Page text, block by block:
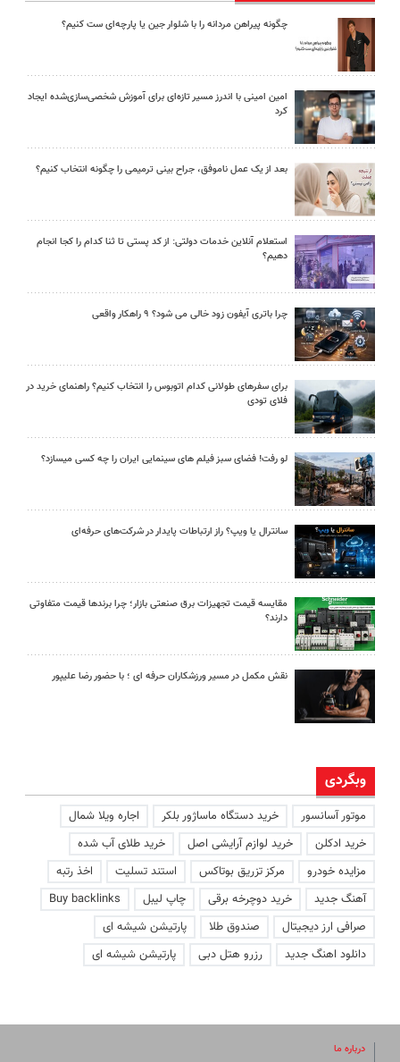
چگونه پیراهن مردانه را با شلوار جین یا پارچه‌ای ست کنیم؟
امین امینی با اندرز مسیر تازه‌ای برای آموزش شخصی‌سازی‌شده ایجاد
کرد
بعد از یک عمل ناموفق، جراح بینی ترمیمی را چگونه انتخاب کنیم؟
استعلام آنلاین خدمات دولتی: از کد پستی تا ثنا کدام را کجا انجام
دهیم؟
چرا باتری آیفون زود خالی می شود؟ ۹ راهکار واقعی
برای سفرهای طولانی کدام اتوبوس را انتخاب کنیم؟ راهنمای خرید در
فلای تودی
لو رفت! فضای سبز فیلم های سینمایی ایران را چه کسی میسازد؟
سانترال یا ویپ؟ راز ارتباطات پایدار در شرکت‌های حرفه‌ای
مقایسه قیمت تجهیزات برق صنعتی بازار؛ چرا برندها قیمت متفاوتی
دارند؟
نقش مکمل در مسیر ورزشکاران حرفه ای ؛ با حضور رضا علیپور
وبگردی
موتور آسانسور خرید دستگاه ماساژور بلکر
اجاره ویلا شمال
خرید ادکلن
خرید لوازم آرایشی اصل
خرید طلای آب شده
مزایده خودرو
مرکز تزریق بوتاکس استند تسلیت
اخذ رتبه
آهنگ جدید
خرید دوچرخه برقی چاپ لیبل
Buy backlinks
صرافی ارز دیجیتال
صندوق طلا
پارتیشن شیشه ای
دانلود اهنگ جدید
رزرو هتل دبی پارتیشن شیشه ای
درباره ما